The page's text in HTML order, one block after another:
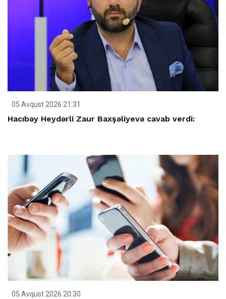
05 Avqust 2026 21:31
Hacıbəy Heydərli Zaur Baxşəliyevə cavab verdi:
05 Avqust 2026 20:30